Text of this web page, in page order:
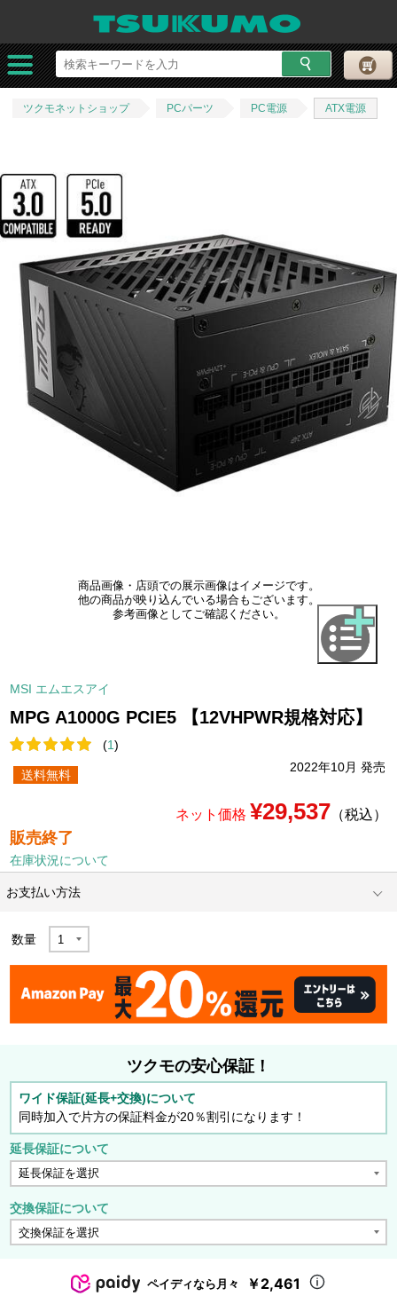
ツクモネットショップ PCパーツ PC電源 ATX電源
商品画像・店頭での展示画像はイメージです。
他の商品が映り込んでいる場合もございます。
参考画像としてご確認ください。
MSI エムエスアイ
MPG A1000G PCIE5 【12VHPWR規格対応】
(1)
2022年10月 発売
送料無料
ネット価格 ¥29,537 （税込）
販売終了
在庫状況について
お支払い方法
数量
ツクモの安心保証！
ワイド保証(延長+交換)について
同時加入で片方の保証料金が20％割引になります！
延長保証について
交換保証について
ペイディなら月々 ￥2,461